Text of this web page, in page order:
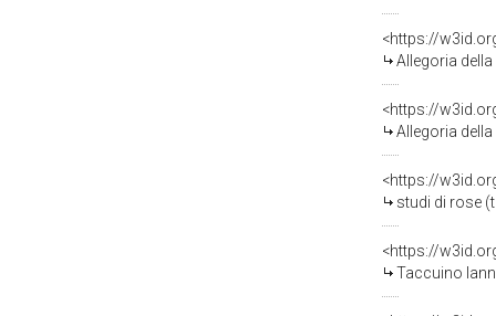
<https://
Allegoria della
<https://
Allegoria della
<https://
studi di rose
<https://
Taccuino